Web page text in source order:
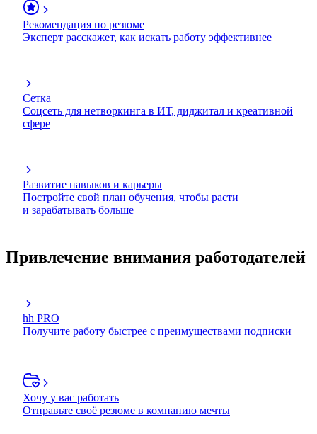
Рекомендация по резюме
Эксперт расскажет, как искать работу эффективнее
Сетка
Соцсеть для нетворкинга в ИТ, диджитал и креативной
сфере
Развитие навыков и карьеры
Постройте свой план обучения, чтобы расти
и зарабатывать больше
Привлечение внимания работодателей
hh PRO
Получите работу быстрее с преимуществами подписки
Хочу у вас работать
Отправьте своё резюме в компанию мечты